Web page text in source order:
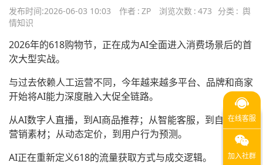
发布时间:2026-06-03 10:03 作者 : ZP 浏览次数 : 473 分类 : 舆
情知识
2026年的618购物节，正在成为AI全面进入消费场景后的首
次大型实战。
与过去依赖人工运营不同，今年越来越多平台、品牌和商家
开始将AI能力深度融入大促全链路。
从AI数字人直播，到AI商品推荐；从智能客服，到自动生成
营销素材；从动态定价，到用户行为预测。
AI正在重新定义618的流量获取方式与成交逻辑。